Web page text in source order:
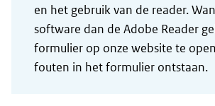
en het gebruik van de reader.
software dan de Adobe Reader
formulier op onze website te
fouten in het formulier ontstaan.